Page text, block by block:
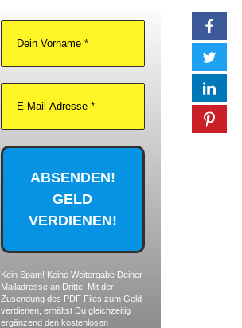
Kein Spam! Keine Weitergabe Deiner
Mailadresse an Dritte! Mit der
Zusendung des PDF Files zum Geld
verdienen, erhältst Du gleichzeitig
ergänzend den kostenlosen